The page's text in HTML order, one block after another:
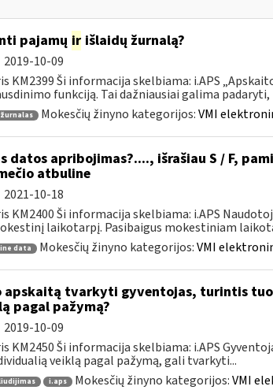
pajamų irišlaidų žurnalą?
2019-10-09
KM2399 Ši informacija skelbiama: i.APS
funkciją. Tai dažniausiai galima padaryti,
Mokesčių žinyno kategorijos:VMI
apribojimas?...., išrašiau S / F,
atbuline
2021-10-18
KM2400 Ši informacija skelbiama: i.APS
laikotarpį. Pasibaigus mokestiniam
data Mokesčių žinyno kategorijos:VMI
apskaitą tvarkyti gyventojas, turintis
pagal pažymą?
2019-10-09
KM2450 Ši informacija skelbiama: i.APS
veiklą pagal pažymą, gali tvarkyti...
i.aps Mokesčių žinyno kategorijos:VMI